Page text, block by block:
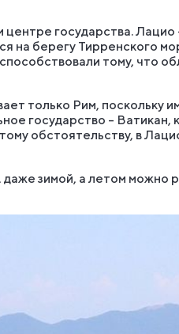
государства. Лацио
на берегу Тирренского
тому, что
только Рим, поскольку
государство – Ватикан,
обстоятельству, в
зимой, а летом можно